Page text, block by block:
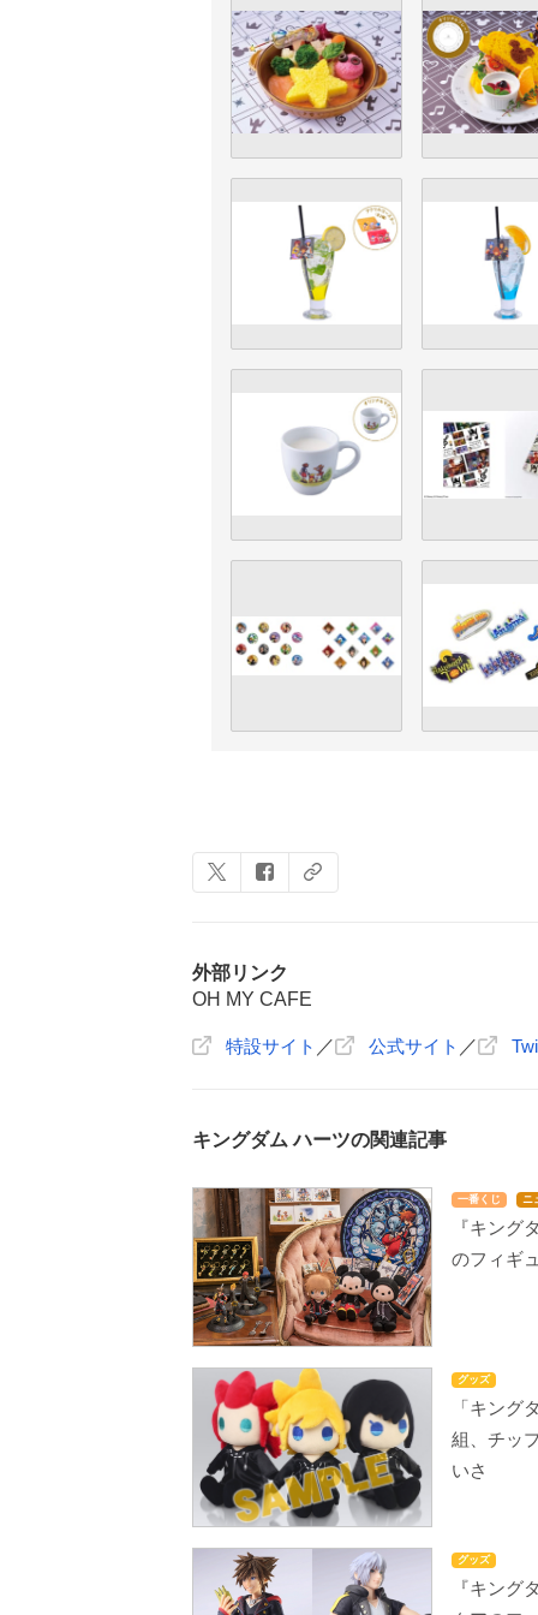
外部リンク
OH MY CAFE
特設サイト ／ 公式サイト ／
キングダム ハーツの関連記事
一番くじ ニ
『キング
のフィギ
グッズ
「キング
組、チッ
いさ
グッズ
『キング